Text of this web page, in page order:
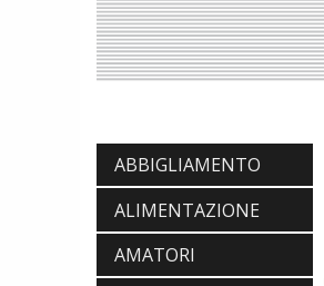
ABBIGLIAMENTO
ALIMENTAZIONE
AMATORI